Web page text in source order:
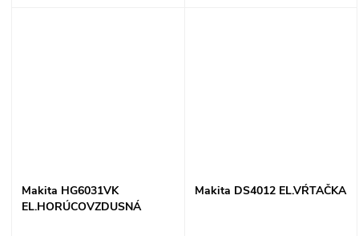
Makita HG6031VK
EL.HORÚCOVZDUSNÁ
Makita DS4012 EL.VŔTAČKA